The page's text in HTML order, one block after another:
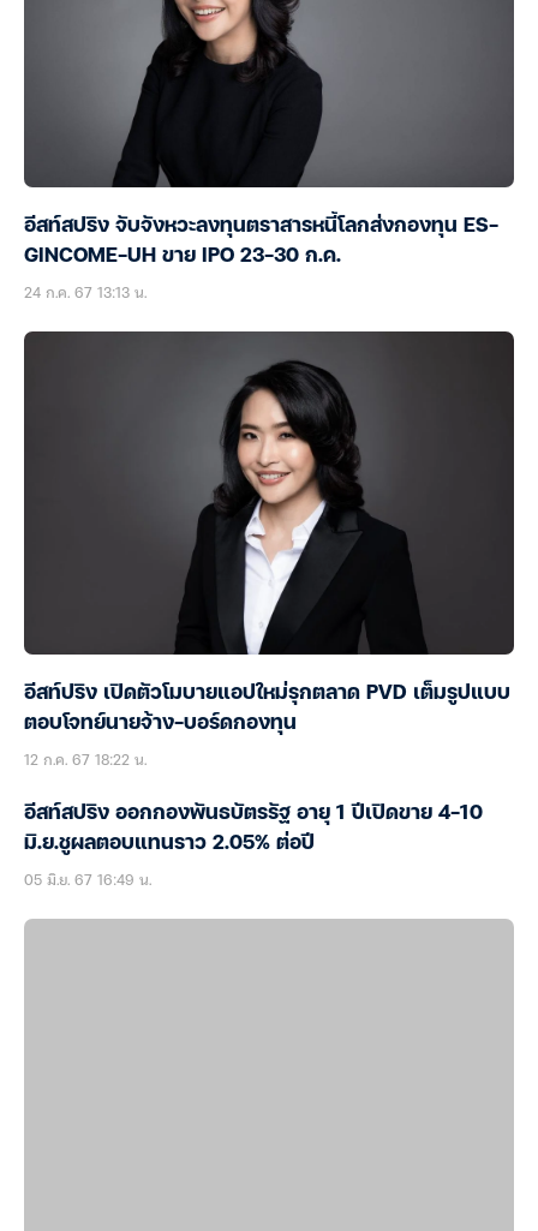
อีสท์สปริง จับจังหวะลงทุนตราสารหนี้โลกส่งกองทุน ES-
GINCOME-UH ขาย IPO 23-30 ก.ค.
24 ก.ค. 67 13:13 น.
อีสท์ปริง เปิดตัวโมบายแอปใหม่รุกตลาด PVD เต็มรูปแบบ
ตอบโจทย์นายจ้าง-บอร์ดกองทุน
12 ก.ค. 67 18:22 น.
อีสท์สปริง ออกกองพันธบัตรรัฐ อายุ 1 ปีเปิดขาย 4-10
มิ.ย.ชูผลตอบแทนราว 2.05% ต่อปี
05 มิ.ย. 67 16:49 น.